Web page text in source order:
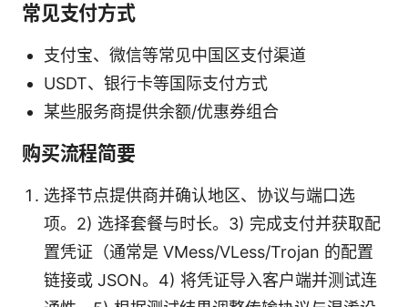
常见支付方式
支付宝、微信等常见中国区支付渠道
USDT、银行卡等国际支付方式
某些服务商提供余额/优惠券组合
购买流程简要
选择节点提供商并确认地区、协议与端口选
项。2) 选择套餐与时长。3) 完成支付并获取配
置凭证（通常是 VMess/VLess/Trojan 的配置
链接或 JSON。4) 将凭证导入客户端并测试连